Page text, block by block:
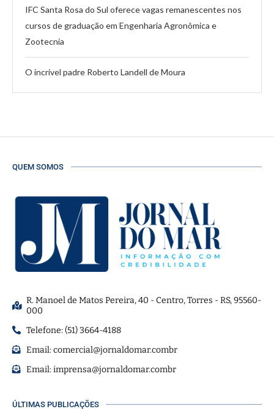
IFC Santa Rosa do Sul oferece vagas remanescentes nos
cursos de graduação em Engenharia Agronômica e
Zootecnia
O incrível padre Roberto Landell de Moura
QUEM SOMOS
R. Manoel de Matos Pereira, 40 - Centro, Torres - RS, 95560-
000
Telefone: (51) 3664-4188
Email:comercial@jornaldomar.combr
Email:imprensa@jornaldomar.combr
ÚLTIMAS PUBLICAÇÕES